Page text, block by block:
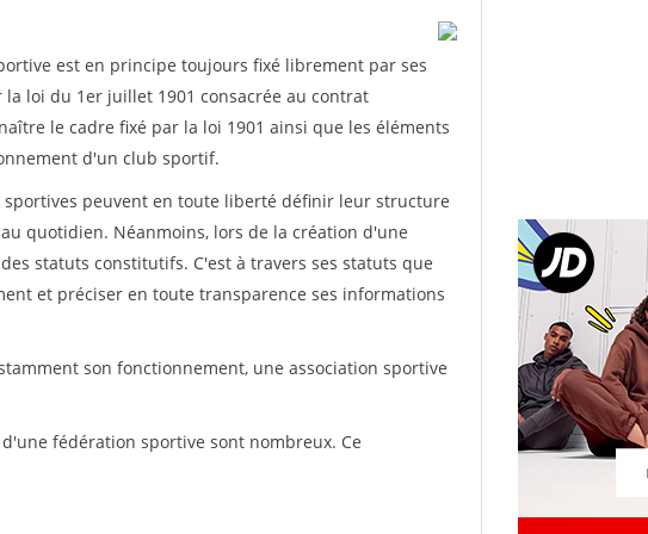
est en principe toujours fixé librement par ses
loi du 1er juillet 1901 consacrée au contrat
le cadre fixé par la loi 1901 ainsi que les éléments
d'un club sportif.
peuvent en toute liberté définir leur structure
quotidien. Néanmoins, lors de la création d'une
statuts constitutifs. C'est à travers ses statuts que
et préciser en toute transparence ses informations
son fonctionnement, une association sportive
fédération sportive sont nombreux. Ce